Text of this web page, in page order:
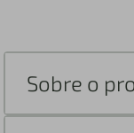
Sobre o